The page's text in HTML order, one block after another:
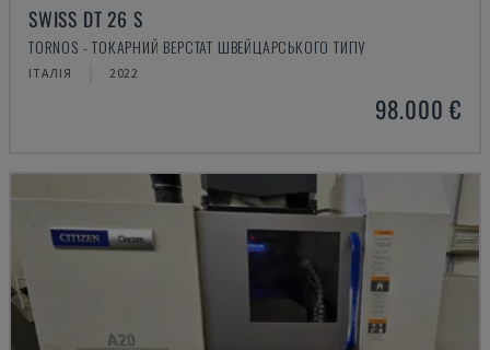
SWISS DT 26 S
TORNOS - ТОКАРНИЙ ВЕРСТАТ ШВЕЙЦАРСЬКОГО ТИПУ
ІТАЛІЯ 2022
98.000 €